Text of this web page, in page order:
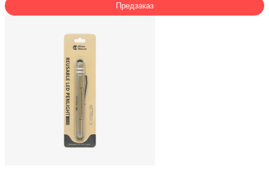
Предзаказ